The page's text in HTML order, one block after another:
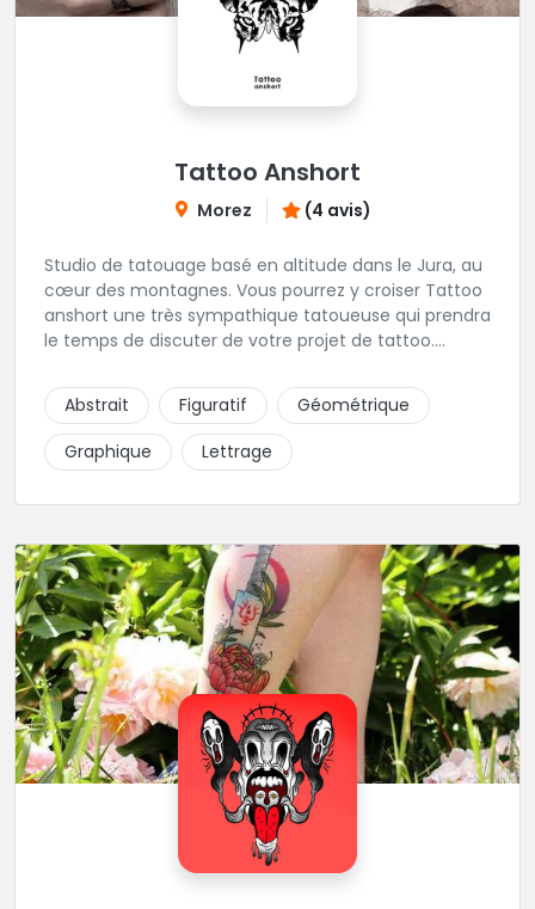
Tattoo Anshort
Morez (4 avis)
Studio de tatouage basé en altitude dans le Jura, au
cœur des montagnes. Vous pourrez y croiser Tattoo
anshort une très sympathique tatoueuse qui prendra
le temps de discuter de votre projet de tattoo.
piquer la peau à la montagne ! Elle maîtrise les
lettrages et les aplats de noir. N’hésitez pas à la
contacter pour lui soumettre votre projet.
Abstrait Figuratif
Géométrique
Graphique
Lettrage